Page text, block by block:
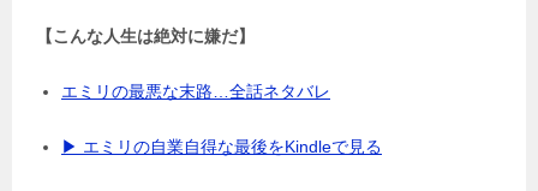
【こんな人生は絶対に嫌だ】
エミリの最悪な末路…全話ネタバレ
▶ エミリの自業自得な最後をKindleで見る